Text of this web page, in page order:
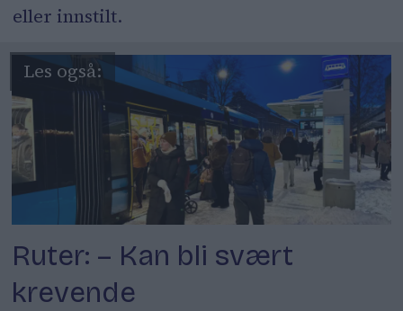
eller innstilt.
Ruter: – Kan bli svært
krevende